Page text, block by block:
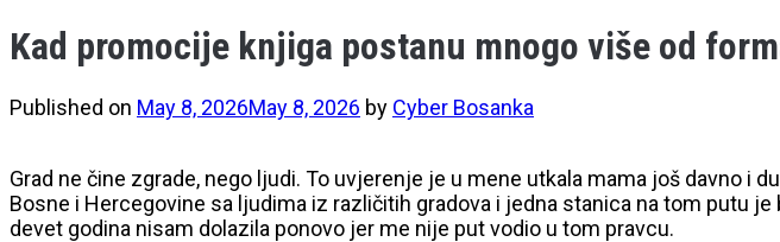
Kad promocije knjiga postanu mnogo više od
Published on May 8, 2026May 8, 2026 by Cyber Bosanka
Grad ne čine zgrade, nego ljudi. To uvjerenje je u mene utkala mama još davno i
Bosne i Hercegovine sa ljudima iz različitih gradova i jedna stanica na tom putu
devet godina nisam dolazila ponovo jer me nije put vodio u tom pravcu.